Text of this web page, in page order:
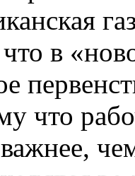
в
что